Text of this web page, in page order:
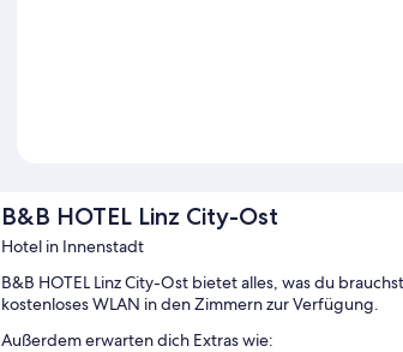
B&B HOTEL Linz City-Ost
Hotel in Innenstadt
B&B HOTEL Linz City-Ost bietet alles, was du
kostenloses WLAN in den Zimmern zur Verfügung.
Außerdem erwarten dich Extras wie: